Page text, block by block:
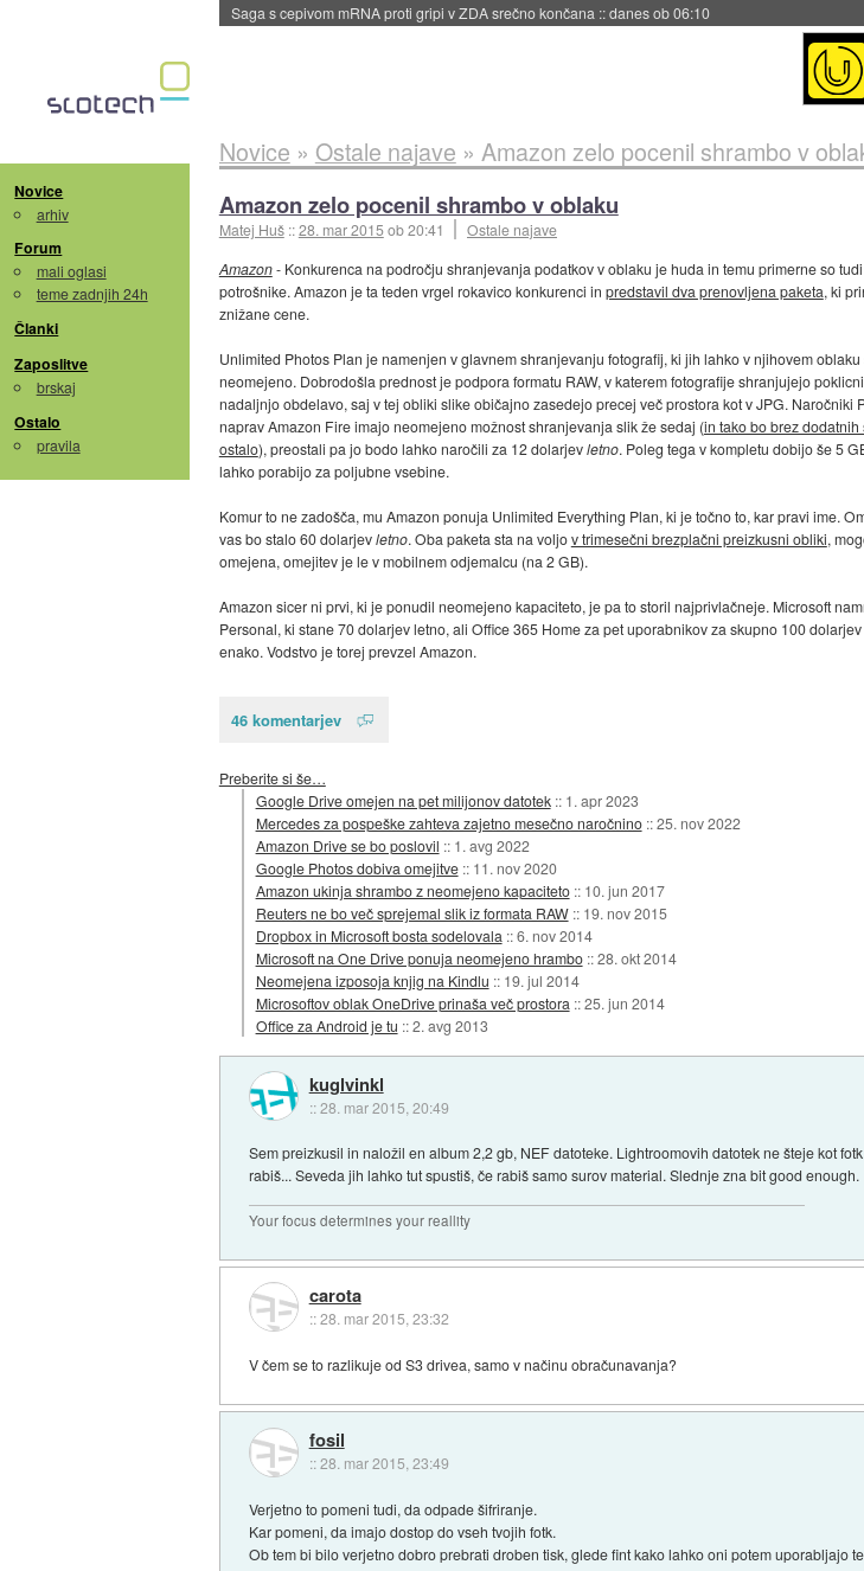
BMW v vozilih začel predvajati reklame::danes ob 06:09
Novice
arhiv
Forum
mali oglasi
teme zadnjih 24h
Članki
Zaposlitve
brskaj
Ostalo
pravila
Novice » Ostale najave » Amazon zelo pocenil shrambo v
Amazon zelo pocenil shrambo v oblaku
Matej Huš ::28. mar 2015ob 20:41
Ostale najave
Amazon- Konkurenca na področju shranjevanja podatkov v oblaku je huda in temu primerne so
potrošnike. Amazon je ta teden vrgel rokavico konkurenci in predstavil dva prenovljena paketa, ki
znižane cene.
Unlimited Photos Plan je namenjen v glavnem shranjevanju fotografij, ki jih lahko v njihovem
neomejeno. Dobrodošla prednost je podpora formatu RAW, v katerem fotografije shranjujejo
nadaljnjo obdelavo, saj v tej obliki slike običajno zasedejo precej več prostora kot v JPG. Naročniki
naprav Amazon Fire imajo neomejeno možnost shranjevanja slik že sedaj (in tako bo brez dodatnih
ostalo), preostali pa jo bodo lahko naročili za 12 dolarjevletno. Poleg tega v kompletu dobijo še 5
lahko porabijo za poljubne vsebine.
Komur to ne zadošča, mu Amazon ponuja Unlimited Everything Plan, ki je točno to, kar pravi ime.
vas bo stalo 60 dolarjevletno. Oba paketa sta na voljov trimesečni brezplačni preizkusni obliki,
omejena, omejitev je le v mobilnem odjemalcu (na 2 GB).
Amazon sicer ni prvi, ki je ponudil neomejeno kapaciteto, je pa to storil najprivlačneje. Microsoft
Personal, ki stane 70 dolarjev letno, ali Office 365 Home za pet uporabnikov za skupno 100
enako. Vodstvo je torej prevzel Amazon.
46 komentarjev
Preberite si še…
Google Drive omejen na pet milijonov datotek :: 1. apr 2023
Mercedes za pospeške zahteva zajetno mesečno naročnino ::25. nov 2022
Amazon Drive se bo poslovil :: 1. avg 2022
Google Photos dobiva omejitve :: 11. nov 2020
Amazon ukinja shrambo z neomejeno kapaciteto :: 10. jun 2017
Reuters ne bo več sprejemal slik iz formata RAW :: 19. nov 2015
Dropbox in Microsoft bosta sodelovala ::6. nov 2014
Microsoft na One Drive ponuja neomejeno hrambo ::28. okt 2014
Neomejena izposoja knjig na Kindlu :: 19. jul 2014
Microsoftov oblak OneDrive prinaša več prostora ::25. jun 2014
Office za Android je tu ::2. avg 2013
kuglvinkl
::28. mar 2015, 20:49
Sem preizkusil in naložil en album 2,2 gb, NEF datoteke. Lightroomovih datotek ne šteje kot
rabiš... Seveda jih lahko tut spustiš, če rabiš samo surov material. Slednje zna bit good enough.
Your focus determines your reallity
carota
::28. mar 2015, 23:32
V čem se to razlikuje od S3 drivea, samo v načinu obračunavanja?
fosil
::28. mar 2015, 23:49
Verjetno to pomeni tudi, da odpade šifriranje.
Kar pomeni, da imajo dostop do vseh tvojih fotk.
Ob tem bi bilo verjetno dobro prebrati droben tisk, glede fint kako lahko oni potem uporabljajo